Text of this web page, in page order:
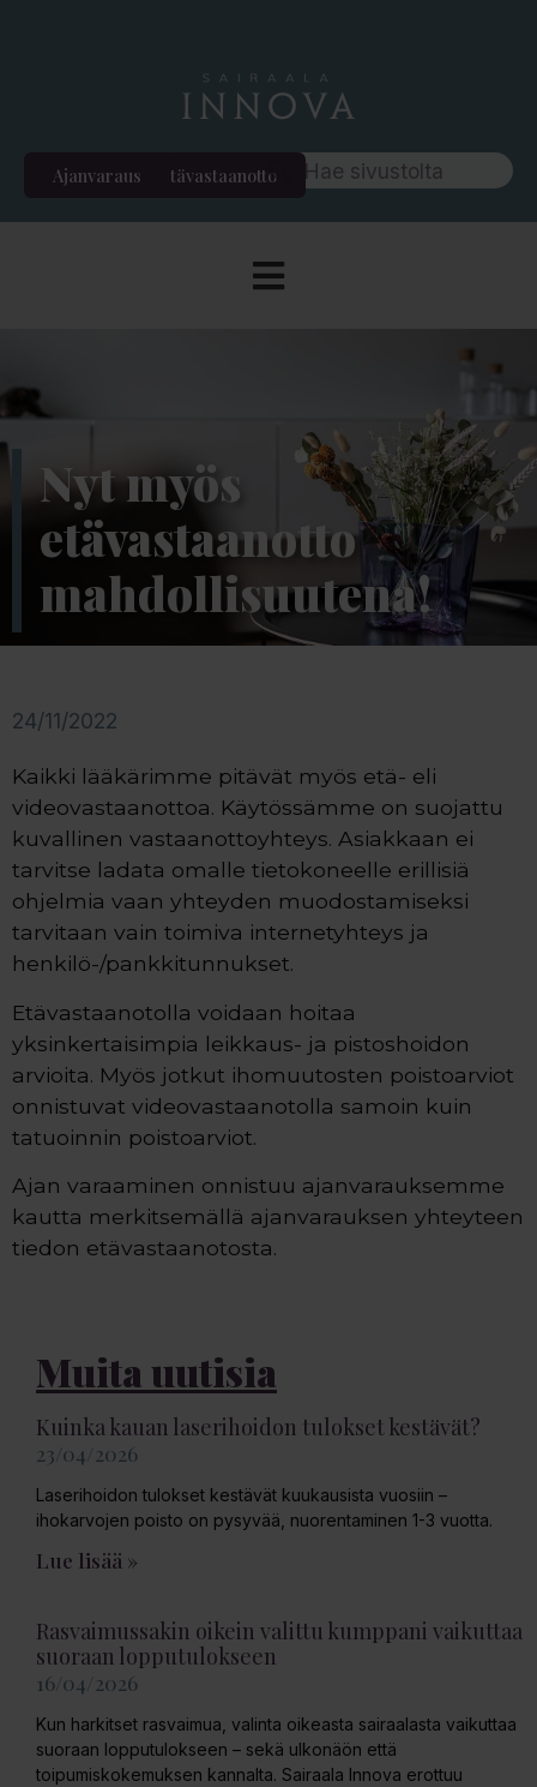
Etävastaanotto
Ajanvaraus
Nyt myös
etävastaanotto
mahdollisuutena!
24/11/2022
Kaikki lääkärimme pitävät myös etä- eli
videovastaanottoa. Käytössämme on suojattu
kuvallinen vastaanottoyhteys. Asiakkaan ei
tarvitse ladata omalle tietokoneelle erillisiä
ohjelmia vaan yhteyden muodostamiseksi
tarvitaan vain toimiva internetyhteys ja
henkilö-/pankkitunnukset.
Etävastaanotolla voidaan hoitaa
yksinkertaisimpia leikkaus- ja pistoshoidon
arvioita. Myös jotkut ihomuutosten poistoarviot
onnistuvat videovastaanotolla samoin kuin
tatuoinnin poistoarviot.
Ajan varaaminen onnistuu ajanvarauksemme
kautta merkitsemällä ajanvarauksen yhteyteen
tiedon etävastaanotosta.
Muita uutisia
Kuinka kauan laserihoidon tulokset kestävät?
23/04/2026
Laserihoidon tulokset kestävät kuukausista vuosiin –
ihokarvojen poisto on pysyvää, nuorentaminen 1-3 vuotta.
Lue lisää »
Rasvaimussakin oikein valittu kumppani vaikuttaa
suoraan lopputulokseen
16/04/2026
Kun harkitset rasvaimua, valinta oikeasta sairaalasta vaikuttaa
suoraan lopputulokseen – sekä ulkonäön että
toipumiskokemuksen kannalta. Sairaala Innova erottuu